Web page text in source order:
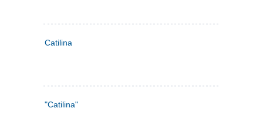
Catilina
"Catilina"